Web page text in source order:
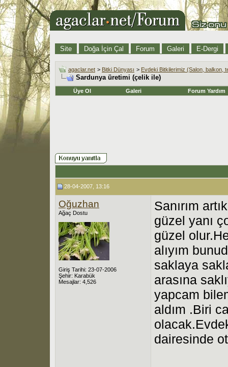
Site Doğa İçin Çal Forum Galeri E-Dergi
agaclar.net > Bitki Dünyası > Evdeki Bitkilerimiz (Salon, balkon,
Sardunya üretimi (çelik ile)
Üye Ol Galeri Forum Yardım
28-04-2007, 13:16
Oğuzhan
Ağaç Dostu
Giriş Tarihi: 23-07-2006
Şehir: Karabük
Mesajlar: 4,526
Sanırım
güzel yanı
güzel
alıyım
saklaya
arasına
yapcam
aldım .Biri
dairesinde